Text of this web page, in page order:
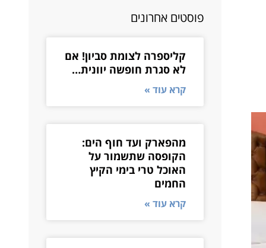
פוסטים אחרונים
קליספרה לצומת סביון! אם
לא סגרת חופשה יוונית…
קרא עוד »
מהפארק ועד חוף הים:
הקופסה שתשמור על
האוכל טרי בימי הקיץ
החמים
קרא עוד »